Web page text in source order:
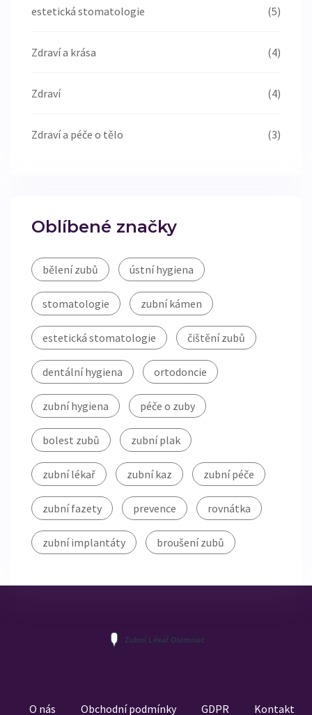
estetická stomatologie (5)
Zdraví a krása (4)
Zdraví (4)
Zdraví a péče o tělo (3)
Oblíbené značky
bělení zubů ústní hygiena
stomatologie zubní kámen
estetická stomatologie čištění zubů
dentální hygiena ortodoncie
zubní hygiena péče o zuby
bolest zubů zubní plak
zubní lékař zubní kaz zubní péče
zubní fazety prevence rovnátka
zubní implantáty broušení zubů
O nás Obchodní podmínky GDPR Kontakt